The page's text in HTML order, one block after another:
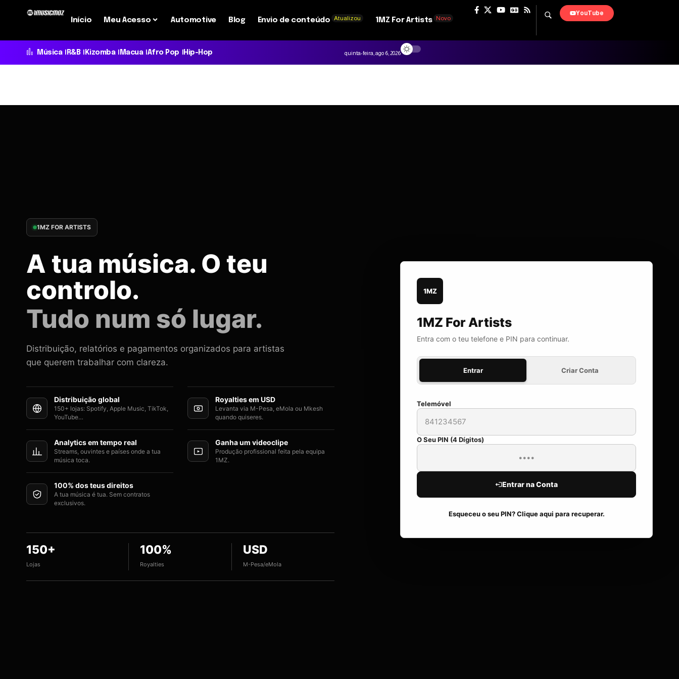
Início Meu Acesso Automotive Blog Envio de conteúdo Atualizou 1MZ For Artists Novo
YouTube
Música R&B Kizomba Macua Afro Pop Hip-Hop quinta-feira, ago 6, 2026
1MZ FOR ARTISTS
A tua música. O teu
controlo.
Tudo num só lugar.
Distribuição, relatórios e pagamentos organizados para artistas
que querem trabalhar com clareza.
Distribuição global
150+ lojas: Spotify, Apple Music, TikTok,
YouTube…
Royalties em USD
Levanta via M-Pesa, eMola ou Mkesh
quando quiseres.
Analytics em tempo real
Streams, ouvintes e países onde a tua
música toca.
Ganha um videoclipe
Produção profissional feita pela equipa
1MZ.
100% dos teus direitos
A tua música é tua. Sem contratos
exclusivos.
150+
Lojas
100%
Royalties
USD
M-Pesa/eMola
1MZ
1MZ For Artists
Entra com o teu telefone e PIN para continuar.
Entrar Criar Conta
Telemóvel
O Seu PIN (4 Dígitos)
Entrar na Conta
Esqueceu o seu PIN? Clique aqui para recuperar.